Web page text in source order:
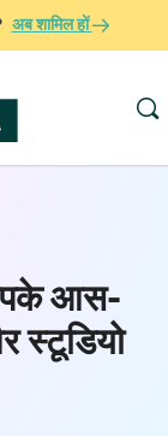
अब शामिल हों
आस-
स्टूडियो